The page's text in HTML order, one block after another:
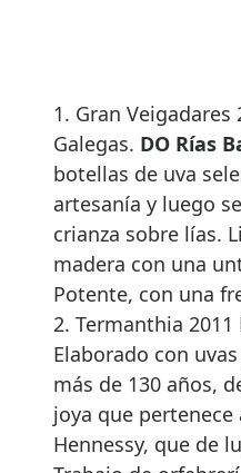
1. Gran Veigadares
Galegas. DO Rías
botellas de uva
artesanía y luego
crianza sobre lías.
madera con una
Potente, con una
2. Termanthia
Elaborado con
más de 130 años,
joya que
Hennessy, que de